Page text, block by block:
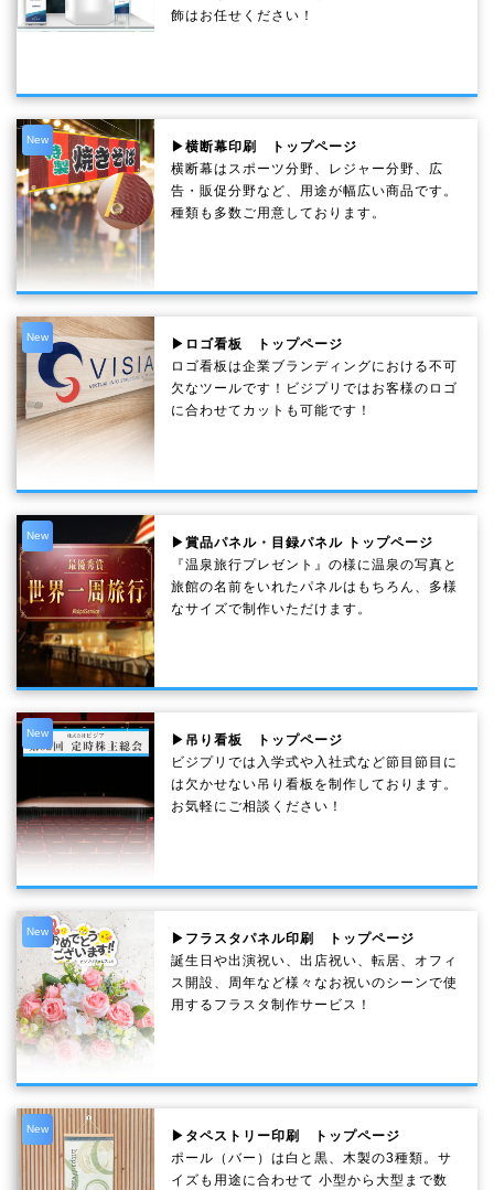
飾はお任せください！
New
▶横断幕印刷 トップページ
横断幕はスポーツ分野、レジャー分野、広
告・販促分野など、用途が幅広い商品です。
種類も多数ご用意しております。
New
▶ロゴ看板 トップページ
ロゴ看板は企業ブランディングにおける不可
欠なツールです！ビジプリではお客様のロゴ
に合わせてカットも可能です！
New
▶賞品パネル・目録パネル トップページ
『温泉旅行プレゼント』の様に温泉の写真と
旅館の名前をいれたパネルはもちろん、多様
なサイズで制作いただけます。
New
▶吊り看板 トップページ
ビジプリでは入学式や入社式など節目節目に
は欠かせない吊り看板を制作しております。
お気軽にご相談ください！
New
▶フラスタパネル印刷 トップページ
誕生日や出演祝い、出店祝い、転居、オフィ
ス開設、周年など様々なお祝いのシーンで使
用するフラスタ制作サービス！
New
▶タペストリー印刷 トップページ
ポール（バー）は白と黒、木製の3種類。サ
イズも用途に合わせて 小型から大型まで数